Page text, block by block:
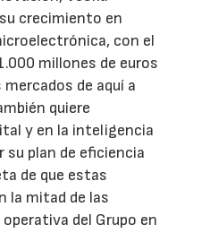
crecimiento en
con el
millones de euros
de aquí a
quiere
y en la inteligencia
plan de eficiencia
de que estas
la mitad de las
del Grupo en